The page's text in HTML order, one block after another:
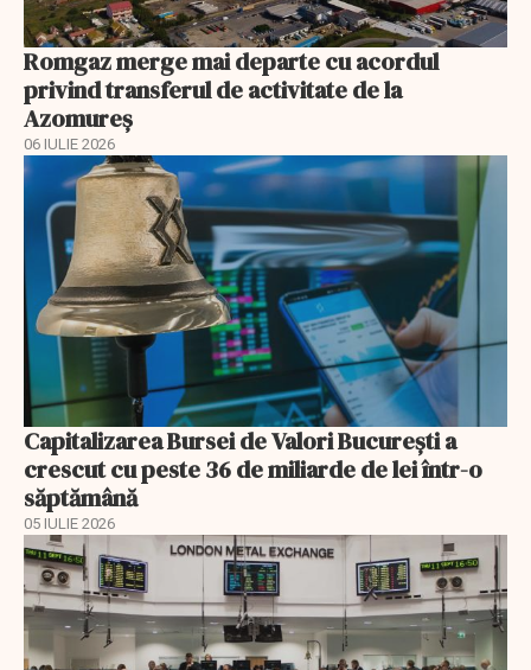
Romgaz merge mai departe cu acordul
privind transferul de activitate de la
Azomureș
06 IULIE 2026
Capitalizarea Bursei de Valori Bucureşti a
crescut cu peste 36 de miliarde de lei într-o
săptămână
05 IULIE 2026